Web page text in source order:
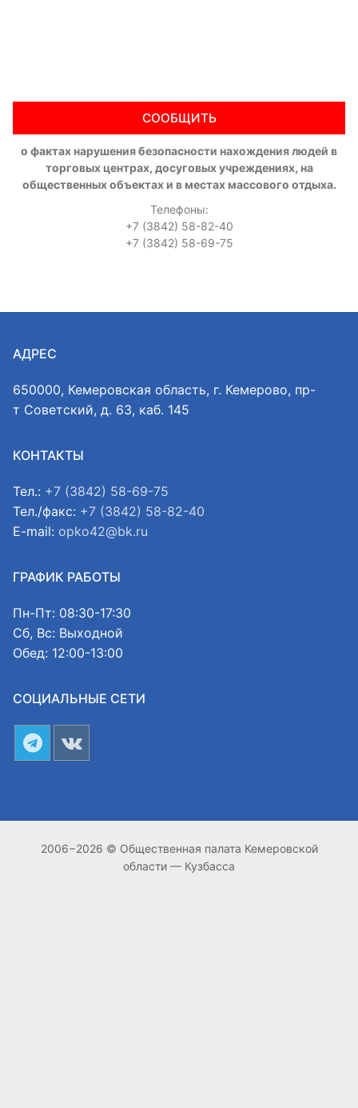
СООБЩИТЬ
о фактах нарушения безопасности нахождения людей в
торговых центрах, досуговых учреждениях, на
общественных объектах и в местах массового отдыха.
Телефоны:
+7 (3842) 58-82-40
+7 (3842) 58-69-75
АДРЕС
650000, Кемеровская область, г. Кемерово, пр-
т Советский, д. 63, каб. 145
КОНТАКТЫ
Тел.: +7 (3842) 58-69-75
Тел./факс: +7 (3842) 58-82-40
E-mail: opko42@bk.ru
ГРАФИК РАБОТЫ
Пн-Пт: 08:30-17:30
Сб, Вс: Выходной
Обед: 12:00-13:00
СОЦИАЛЬНЫЕ СЕТИ
2006−2026 © Общественная палата Кемеровской
области — Кузбасса